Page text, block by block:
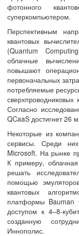
фотонного
суперкомпьютером.
Перспективным
квантовых
(Quantum
облачные
повышают
первоначальных
потребляемые
сверхпроводниковых
Согласно
QCaaS достигнет 26
Некоторые из
сервисы. Среди
Microsoft. На рынке
К примеру,
решать
помощью
квантовых
платформы
доступом к 4–8-
созданную
Иннополис.